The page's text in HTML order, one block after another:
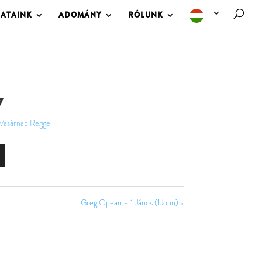
ADOMÁNY RÓLUNK
Reggel
Greg Opean – 1 János (1John) »